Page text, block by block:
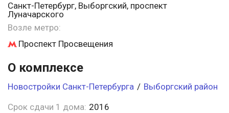
Санкт-Петербург, Выборгский, проспект
Луначарского
Возле метро:
Проспект Просвещения
О комплексе
Новостройки Санкт-Петербурга / Выборгский район
Срок сдачи 1 дома: 2016